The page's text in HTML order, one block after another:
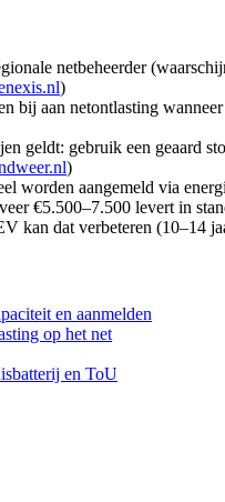
netbeheerder
)
bij aan netontlasting
geldt: gebruik een geaard
)
worden aangemeld via
€5.500–7.500 levert in
kan dat verbeteren (10–14
en aanmelden
op het net
en ToU